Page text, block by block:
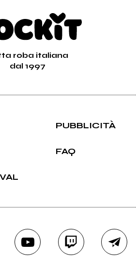
roba italiana
dal 1997
PUBBLICITÀ
FAQ